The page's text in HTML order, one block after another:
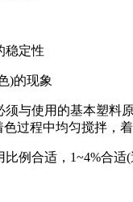
定性
)的现象
与使用的基本塑料原
过程中均匀搅拌，着
例合适，1~4%合适(